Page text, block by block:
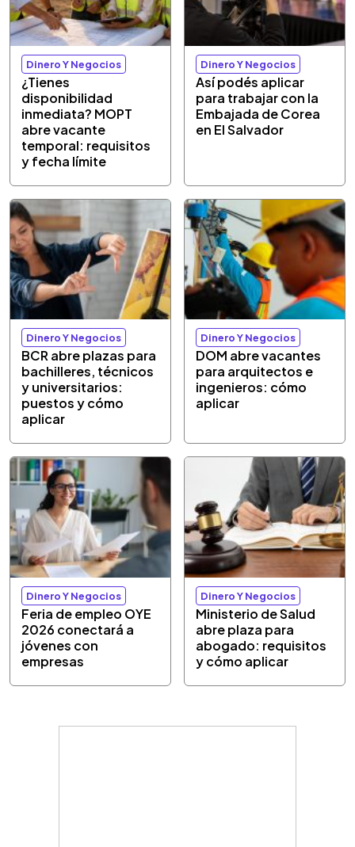
Dinero Y Negocios
¿Tienes
disponibilidad
inmediata? MOPT
abre vacante
temporal: requisitos
y fecha límite
Dinero Y Negocios
Así podés aplicar
para trabajar con la
Embajada de Corea
en El Salvador
Dinero Y Negocios
BCR abre plazas para
bachilleres, técnicos
y universitarios:
puestos y cómo
aplicar
Dinero Y Negocios
DOM abre vacantes
para arquitectos e
ingenieros: cómo
aplicar
Dinero Y Negocios
Feria de empleo OYE
2026 conectará a
jóvenes con
empresas
Dinero Y Negocios
Ministerio de Salud
abre plaza para
abogado: requisitos
y cómo aplicar